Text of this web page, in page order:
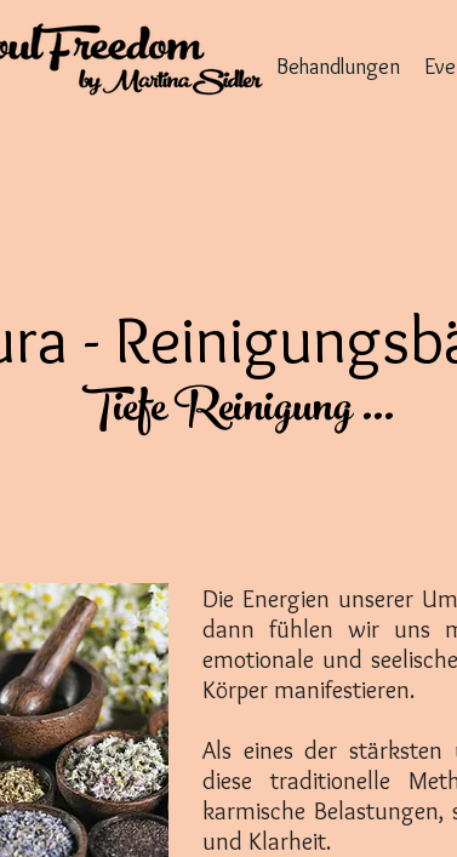
Behandlungen
-
Tiefe Reinigung ...
Die Energien unserer
dann fühlen wir uns
emotionale und
Körper manifestieren.
Als eines der stärksten
diese traditionelle
karmische
und Klarheit.